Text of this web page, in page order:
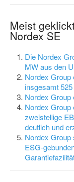
Meist
Nordex SE
Die Nordex
MW aus den
Nordex Group
insgesamt
Nordex Group
Nordex Group
zweistellige
deutlich und
Nordex Group
ESG-